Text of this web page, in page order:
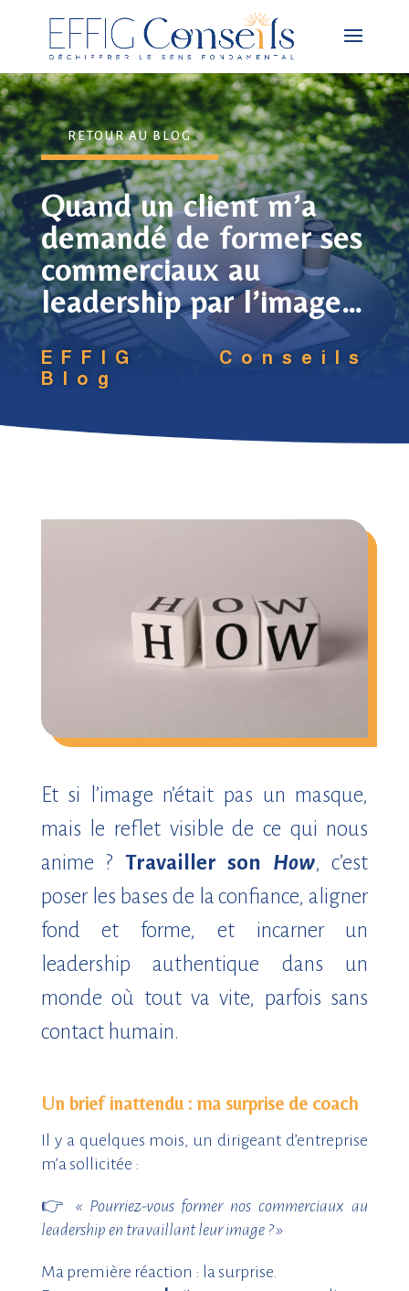
RETOUR AU BLOG
Quand un client m’a
demandé de former ses
commerciaux au
leadership par l’image…
EFFIG Conseils
Blog
Et si l’image n’était pas un masque,
mais le reflet visible de ce qui nous
anime ? Travailler son How, c’est
poser les bases de la confiance, aligner
fond et forme, et incarner un
leadership authentique dans un
monde où tout va vite, parfois sans
contact humain.
Un brief inattendu : ma surprise de coach
Il y a quelques mois, un dirigeant d’entreprise
m’a sollicitée :
👉
« Pourriez-vous former nos commerciaux au
leadership en travaillant leur image ? »
Ma première réaction : la surprise.